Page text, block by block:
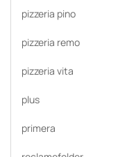
pizzeria pino
pizzeria remo
pizzeria vita
plus
primera